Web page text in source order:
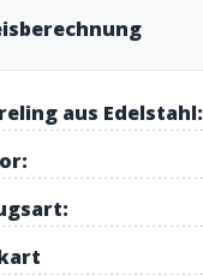
aus Edelstahl: